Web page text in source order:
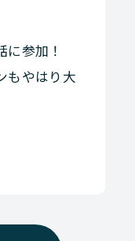
参加！
もやはり大